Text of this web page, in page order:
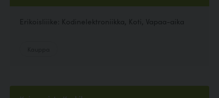
Erikoisliiike: Kodinelektroniikka, Koti, Vapaa-aika